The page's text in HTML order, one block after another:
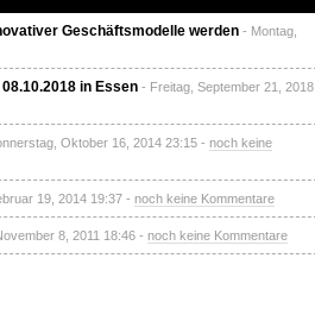
Geschäftsmodelle werden - Montag,
in Essen - Freitag, September 21, 2018
Oktober 16, 2014 23:15 - noch keine
19, 2014 19:37 - noch keine Kommentare
8, 2011 18:46 - noch keine Kommentare